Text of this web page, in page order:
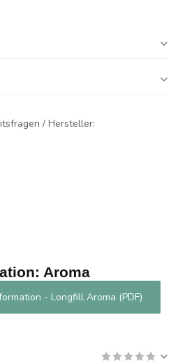
/ Hersteller:
Aroma
- Longfill Aroma (PDF)